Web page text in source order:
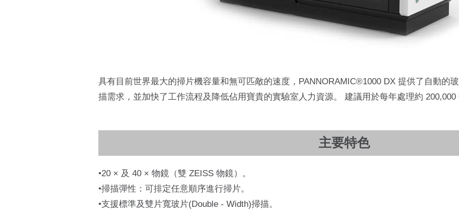
具有目前世界最大的掃片機容量和無可匹敵的速度，PANNORAMIC®1000 DX 提供了自動的
描需求，並加快了工作流程及降低佔用寶貴的實驗室人力資源。 建議用於每年處理約 200,000
主要特色
•20 × 及 40 × 物鏡（雙 ZEISS 物鏡）。
•掃描彈性：可排定任意順序進行掃片。
•支援標準及雙片寬玻片(Double - Width)掃描。